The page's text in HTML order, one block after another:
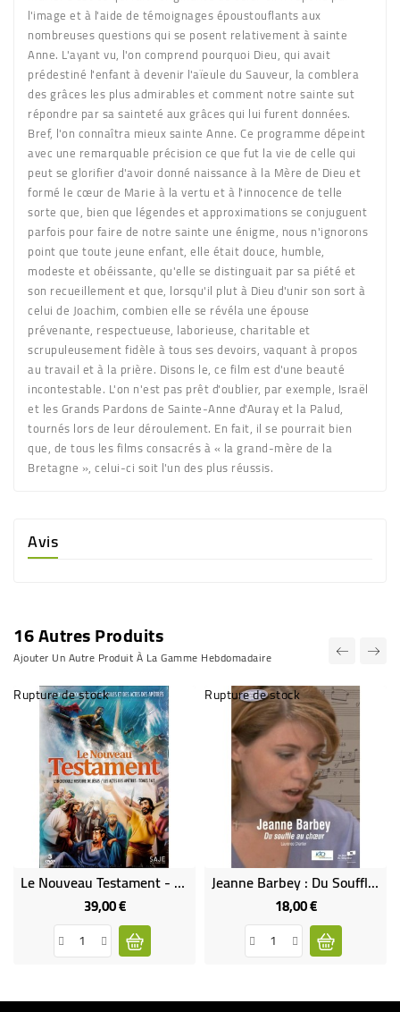
l'image et à l'aide de témoignages époustouflants aux
nombreuses questions qui se posent relativement à sainte
Anne. L'ayant vu, l'on comprend pourquoi Dieu, qui avait
prédestiné l'enfant à devenir l'aïeule du Sauveur, la comblera
des grâces les plus admirables et comment notre sainte sut
répondre par sa sainteté aux grâces qui lui furent données.
Bref, l'on connaîtra mieux sainte Anne. Ce programme dépeint
avec une remarquable précision ce que fut la vie de celle qui
peut se glorifier d'avoir donné naissance à la Mère de Dieu et
formé le cœur de Marie à la vertu et à l'innocence de telle
sorte que, bien que légendes et approximations se conjuguent
parfois pour faire de notre sainte une énigme, nous n'ignorons
point que toute jeune enfant, elle était douce, humble,
modeste et obéissante, qu'elle se distinguait par sa piété et
son recueillement et que, lorsqu'il plut à Dieu d'unir son sort à
celui de Joachim, combien elle se révéla une épouse
prévenante, respectueuse, laborieuse, charitable et
scrupuleusement fidèle à tous ses devoirs, vaquant à propos
au travail et à la prière. Disons le, ce film est d'une beauté
incontestable. L'on n'est pas prêt d'oublier, par exemple, Israël
et les Grands Pardons de Sainte-Anne d'Auray et la Palud,
tournés lors de leur déroulement. En fait, il se pourrait bien
que, de tous les films consacrés à « la grand-mère de la
Bretagne », celui-ci soit l'un des plus réussis.
Avis
16 Autres Produits
Ajouter Un Autre Produit À La Gamme Hebdomadaire
Rupture de stock
Le Nouveau Testament - 3 DVD L'incroyable Histoire De Jésus - Les Actes Des Apôtres Tome 1 Et 2
39,00 €Prix
Rupture de stock
Jeanne Barbey : Du Souffle Au Coeur (rare Épuisé)
18,00 €Prix